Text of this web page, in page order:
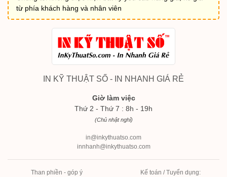
từ phía khách hàng và nhân viên
IN KỸ THUẬT SỐ - IN NHANH GIÁ RẺ
Giờ làm việc
Thứ 2 - Thứ 7 : 8h - 19h
(Chủ nhật nghỉ)
in@inkythuatso.com
innhanh@inkythuatso.com
Than phiền - góp ý
Kế toán / Tuyển dụng: